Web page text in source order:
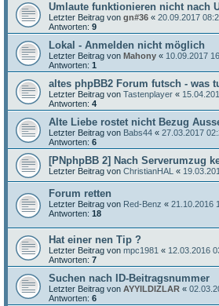
Umlaute funktionieren nicht nach
Letzter Beitrag von gn#36 « 20.09.2017
Antworten: 9
Lokal - Anmelden nicht möglich
Letzter Beitrag von Mahony « 10.09.2017
Antworten: 1
altes phpBB2 Forum futsch - was
Letzter Beitrag von Tastenplayer «
Antworten: 4
Alte Liebe rostet nicht Bezug
Letzter Beitrag von Babs44 « 27.03.2017
Antworten: 6
[PNphpBB 2] Nach Serverumzug
Letzter Beitrag von ChristianHAL «
Forum retten
Letzter Beitrag von Red-Benz « 21.10.2016
Antworten: 18
Hat einer nen Tip ?
Letzter Beitrag von mpc1981 « 12.03.2016
Antworten: 7
Suchen nach ID-Beitragsnummer
Letzter Beitrag von AYYILDIZLAR «
Antworten: 6